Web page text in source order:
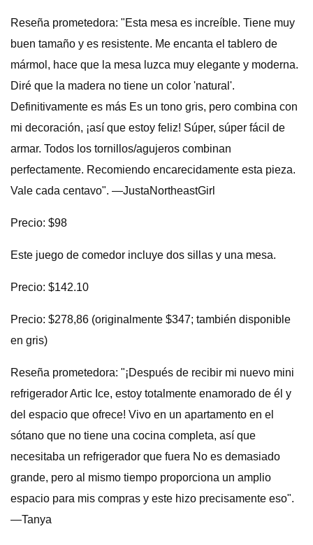
Reseña prometedora: "Esta mesa es increíble. Tiene muy
buen tamaño y es resistente. Me encanta el tablero de
mármol, hace que la mesa luzca muy elegante y moderna.
Diré que la madera no tiene un color 'natural'.
Definitivamente es más Es un tono gris, pero combina con
mi decoración, ¡así que estoy feliz! Súper, súper fácil de
armar. Todos los tornillos/agujeros combinan
perfectamente. Recomiendo encarecidamente esta pieza.
Vale cada centavo". —JustaNortheastGirl
Precio: $98
Este juego de comedor incluye dos sillas y una mesa.
Precio: $142.10
Precio: $278,86 (originalmente $347; también disponible
en gris)
Reseña prometedora: "¡Después de recibir mi nuevo mini
refrigerador Artic Ice, estoy totalmente enamorado de él y
del espacio que ofrece! Vivo en un apartamento en el
sótano que no tiene una cocina completa, así que
necesitaba un refrigerador que fuera No es demasiado
grande, pero al mismo tiempo proporciona un amplio
espacio para mis compras y este hizo precisamente eso".
—Tanya